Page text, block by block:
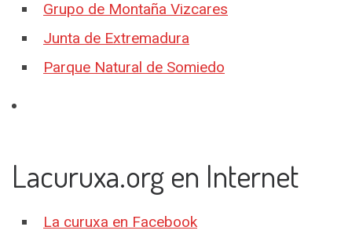
Grupo de Montaña Vizcares
Junta de Extremadura
Parque Natural de Somiedo
Lacuruxa.org en Internet
La curuxa en Facebook